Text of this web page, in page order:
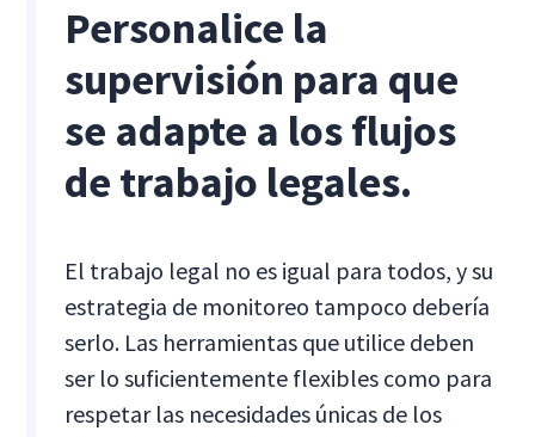
Personalice la
supervisión para que
se adapte a los flujos
de trabajo legales.
El trabajo legal no es igual para todos, y su
estrategia de monitoreo tampoco debería
serlo. Las herramientas que utilice deben
ser lo suficientemente flexibles como para
respetar las necesidades únicas de los